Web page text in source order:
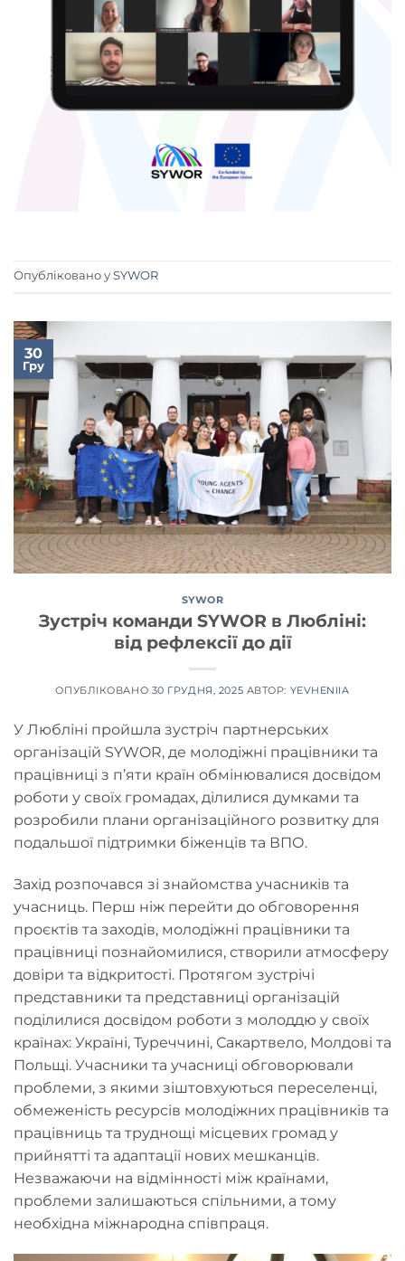
Опубліковано у SYWOR
30
Гру
SYWOR
Зустріч команди SYWOR в Любліні:
від рефлексії до дії
ОПУБЛІКОВАНО 30 ГРУДНЯ, 2025 АВТОР: YEVHENIIA
У Любліні пройшла зустріч партнерських
організацій SYWOR, де молодіжні працівники та
працівниці з п’яти країн обмінювалися досвідом
роботи у своїх громадах, ділилися думками та
розробили плани організаційного розвитку для
подальшої підтримки біженців та ВПО.
Захід розпочався зі знайомства учасників та
учасниць. Перш ніж перейти до обговорення
проєктів та заходів, молодіжні працівники та
працівниці познайомилися, створили атмосферу
довіри та відкритості. Протягом зустрічі
представники та представниці організацій
поділилися досвідом роботи з молоддю у своїх
країнах: Україні, Туреччині, Сакартвело, Молдові та
Польщі. Учасники та учасниці обговорювали
проблеми, з якими зіштовхуються переселенці,
обмеженість ресурсів молодіжних працівників та
працівниць та труднощі місцевих громад у
прийнятті та адаптації нових мешканців.
Незважаючи на відмінності між країнами,
проблеми залишаються спільними, а тому
необхідна міжнародна співпраця.